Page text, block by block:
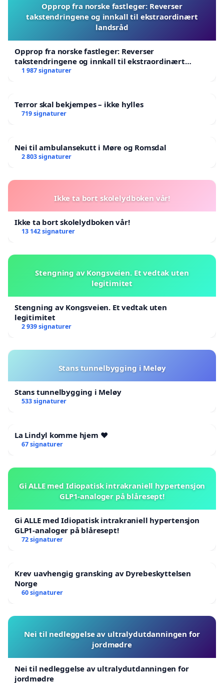
Opprop fra norske fastleger: Reverser
takstendringene og innkall til ekstraordinært
landsråd
Opprop fra norske fastleger: Reverser
takstendringene og innkall til ekstraordinært
landsråd
1 987 signaturer
Terror skal bekjempes – ikke hylles
719 signaturer
Nei til ambulansekutt i Møre og Romsdal
2 803 signaturer
Ikke ta bort skolelydboken vår!
Ikke ta bort skolelydboken vår!
13 142 signaturer
Stengning av Kongsveien. Et vedtak uten
legitimitet
Stengning av Kongsveien. Et vedtak uten
legitimitet
2 939 signaturer
Stans tunnelbygging i Meløy
Stans tunnelbygging i Meløy
533 signaturer
La Lindyl komme hjem ❤️
67 signaturer
Gi ALLE med Idiopatisk intrakraniell hypertensjon
GLP1-analoger på blåresept!
Gi ALLE med Idiopatisk intrakraniell hypertensjon
GLP1-analoger på blåresept!
72 signaturer
Krev uavhengig gransking av Dyrebeskyttelsen
Norge
60 signaturer
Nei til nedleggelse av ultralydutdanningen for
jordmødre
Nei til nedleggelse av ultralydutdanningen for
jordmødre